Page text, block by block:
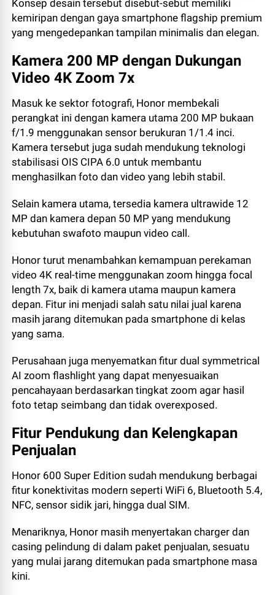
Konsep desain tersebut disebut-sebut memiliki
kemiripan dengan gaya smartphone flagship premium
yang mengedepankan tampilan minimalis dan elegan.
Kamera 200 MP dengan Dukungan
Video 4K Zoom 7x
Masuk ke sektor fotografi, Honor membekali
perangkat ini dengan kamera utama 200 MP bukaan
f/1.9 menggunakan sensor berukuran 1/1.4 inci.
Kamera tersebut juga sudah mendukung teknologi
stabilisasi OIS CIPA 6.0 untuk membantu
menghasilkan foto dan video yang lebih stabil.
Selain kamera utama, tersedia kamera ultrawide 12
MP dan kamera depan 50 MP yang mendukung
kebutuhan swafoto maupun video call.
Honor turut menambahkan kemampuan perekaman
video 4K real-time menggunakan zoom hingga focal
length 7x, baik di kamera utama maupun kamera
depan. Fitur ini menjadi salah satu nilai jual karena
masih jarang ditemukan pada smartphone di kelas
yang sama.
Perusahaan juga menyematkan fitur dual symmetrical
AI zoom flashlight yang dapat menyesuaikan
pencahayaan berdasarkan tingkat zoom agar hasil
foto tetap seimbang dan tidak overexposed.
Fitur Pendukung dan Kelengkapan
Penjualan
Honor 600 Super Edition sudah mendukung berbagai
fitur konektivitas modern seperti WiFi 6, Bluetooth 5.4,
NFC, sensor sidik jari, hingga dual SIM.
Menariknya, Honor masih menyertakan charger dan
casing pelindung di dalam paket penjualan, sesuatu
yang mulai jarang ditemukan pada smartphone masa
kini.